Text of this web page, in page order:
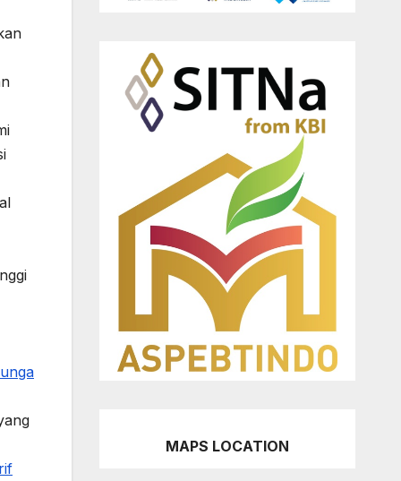
MAPS LOCATION